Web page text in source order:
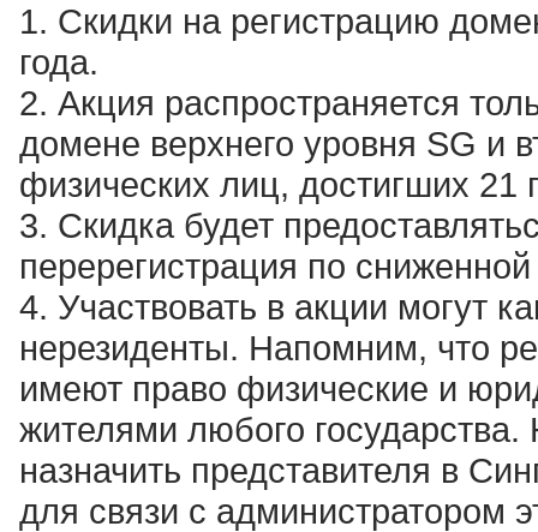
1. Скидки на регистрацию
года.
2. Акция распространяется
домене верхнего уровня SG и
физических лиц, достигших 21
3. Скидка будет
перерегистрация по
4. Участвовать в акции могут
нерезиденты. Напомним, что
имеют право физические и
жителями любого
назначить представителя в
для связи с администратором